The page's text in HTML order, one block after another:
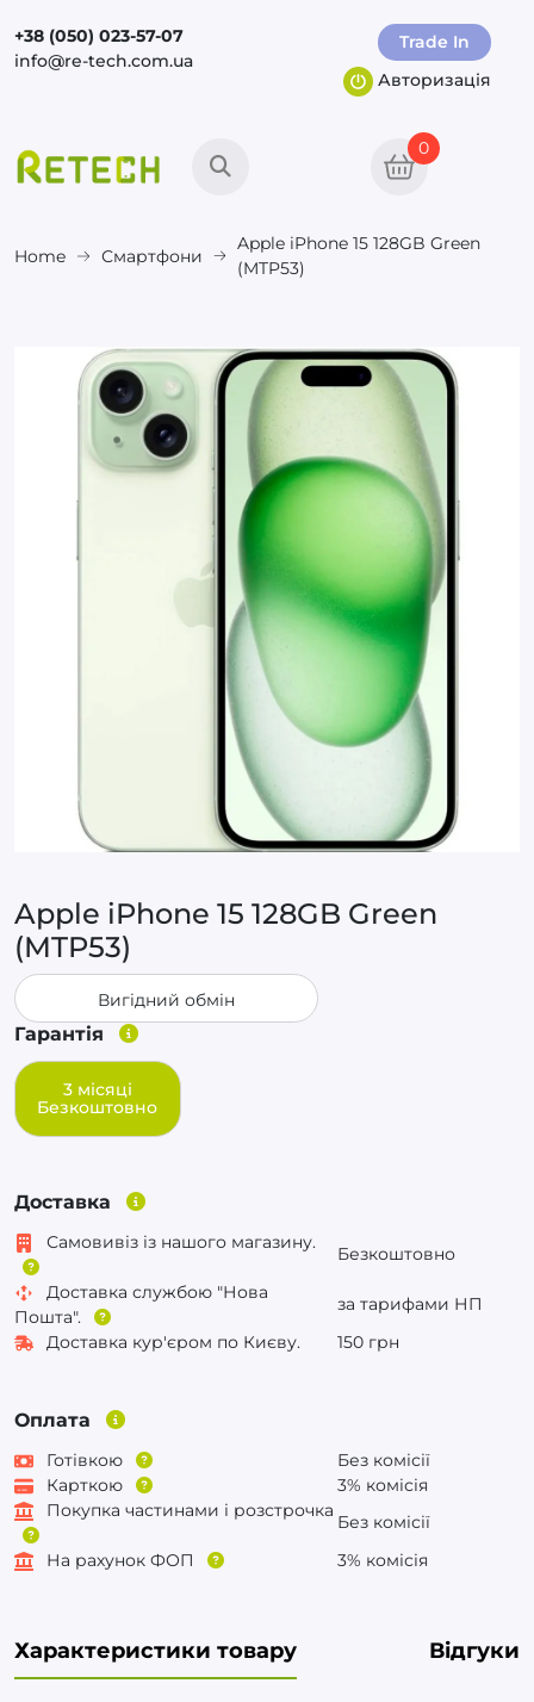
+38 (050) 023-57-07
info@re-tech.com.ua
Trade In
Авторизація
0
Home Смартфони
Apple iPhone 15 128GB Green
(MTP53)
Apple iPhone 15 128GB Green
(MTP53)
Вигідний обмін
Гарантія
3 місяці
Безкоштовно
Доставка
Самовивіз із нашого магазину.
Безкоштовно
Доставка службою "Нова
Пошта".
за тарифами НП
Доставка кур'єром по Києву.
150 грн
Оплата
Готівкою
Без комісії
Карткою
3% комісія
Покупка частинами і розстрочка
Без комісії
На рахунок ФОП
3% комісія
Характеристики товару Відгуки